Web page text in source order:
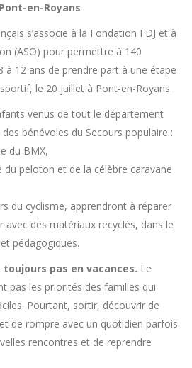
en-Royans
s’associe à la Fondation FDJ et à
(ASO) pour permettre à 140
à 12 ans de prendre part à une étape
le 20 juillet à Pont-en-Royans.
venus de tout le département
bénévoles du Secours populaire :
du BMX,
du peloton et de la célèbre caravane
du cyclisme, apprendront à réparer
avec des matériaux recyclés, dans le
pédagogiques.
pas en vacances. Le
pas les priorités des familles qui
Pourtant, sortir, découvrir de
de rompre avec un quotidien parfois
rencontres et de reprendre